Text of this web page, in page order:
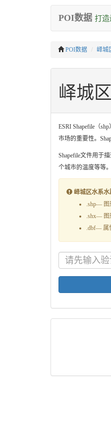
POI数据 打造
POI数据 峄城
峄城
ESRI Shapefile（
市场的重要性。
Shapefile文件用于
个城市的温度等等。
峄城区水系水
.shp— 图
.shx— 图
.dbf— 属